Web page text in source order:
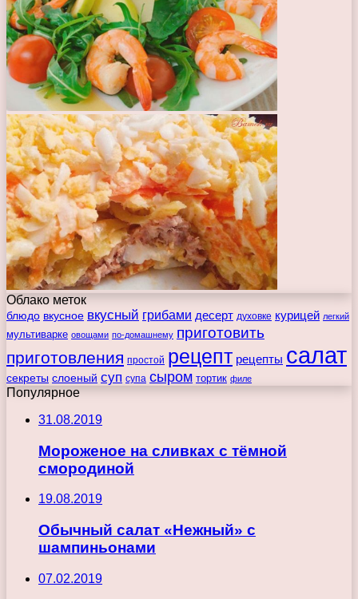
Облако меток
блюдо вкусное вкусный грибами десерт духовке курицей легкий
мультиварке овощами по-домашнему приготовить
приготовления простой рецепт рецепты салат
секреты слоеный суп супа сыром тортик филе
Популярное
31.08.2019
Мороженое на сливках с тёмной
смородиной
19.08.2019
Обычный салат «Нежный» с
шампиньонами
07.02.2019